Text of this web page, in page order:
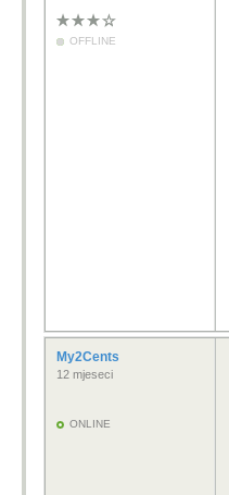
OFFLINE
My2Cents
12 mjeseci
ONLINE